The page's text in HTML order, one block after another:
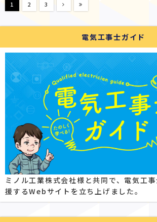
1 2 3
電気工事士ガイド
ミノル工業株式会社様と共同で、電気工
援するWebサイトを立ち上げました。